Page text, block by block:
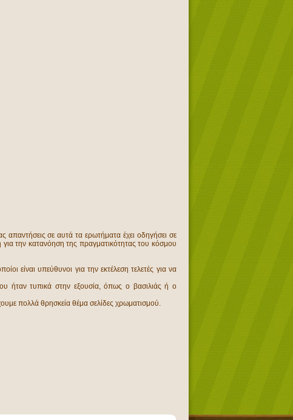
σε αυτά τα ερωτήματα έχει οδηγήσει σε
την κατανόηση της πραγματικότητας του κόσμου
είναι υπεύθυνοι για την εκτέλεση τελετές για να
ήταν τυπικά στην εξουσία, όπως ο βασιλιάς ή ο
πολλά θρησκεία θέμα σελίδες χρωματισμού.